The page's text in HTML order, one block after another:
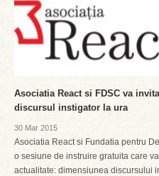
Asociatia React si FDSC va
discursul instigator la ura
30 Mar 2015
Asociatia React si Fundatia pentru
o sesiune de instruire gratuita care
actualitate: dimensiunea discursului